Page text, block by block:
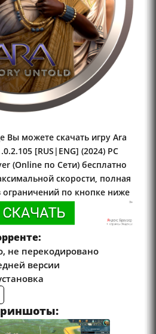
Вы можете скачать игру Ara
[RUS|ENG] (2024) PC
(Online по Сети) бесплатно
скорости, полная
ограничений по кнопке ниже
не перекодировано
версии